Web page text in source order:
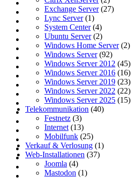
Exchange Server(27)
Lync Server(1)
System Center(4)
Ubuntu Server(2)
Windows Home Server(2)
Windows Server(92)
Windows Server 2012 (45)
Windows Server 2016 (16)
Windows Server 2019 (23)
Windows Server 2022 (22)
Windows Server 2025 (15)
Telekommunikation (40)
Festnetz (3)
Internet (13)
Mobilfunk (25)
Verkauf & Verlosung (1)
Web-Installationen (37)
Joomla (4)
Mastodon (1)